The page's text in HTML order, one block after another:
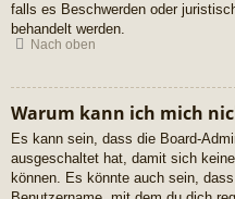
falls es Beschwerden oder
behandelt werden.
Nach oben
Warum kann ich mich
Es kann sein, dass die Board-
ausgeschaltet hat, damit sich
können. Es könnte auch sein,